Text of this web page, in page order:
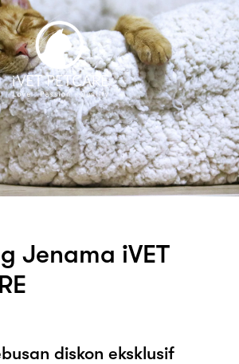
Jenama iVET
diskon eksklusif